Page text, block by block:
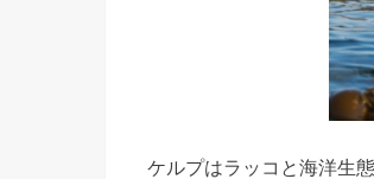
ケルプはラッコと海洋生